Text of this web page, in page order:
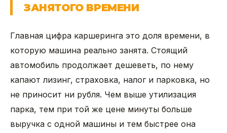
ЗАНЯТОГО ВРЕМЕНИ
Главная цифра каршеринга это доля времени, в
которую машина реально занята. Стоящий
автомобиль продолжает дешеветь, по нему
капают лизинг, страховка, налог и парковка, но
не приносит ни рубля. Чем выше утилизация
парка, тем при той же цене минуты больше
выручка с одной машины и тем быстрее она